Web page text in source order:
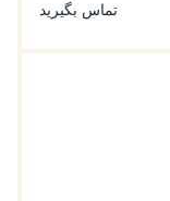
تماس بگیرید